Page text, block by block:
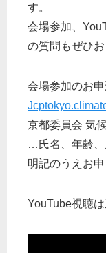
す。
会場参加、
の質問もぜひお
会場参加のお
京都委員会 気
…氏名、年齢、
明記のうえお
YouTube視聴